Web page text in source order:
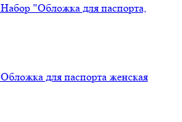
Набор "Обложка для паспорта,
Обложка для паспорта женская